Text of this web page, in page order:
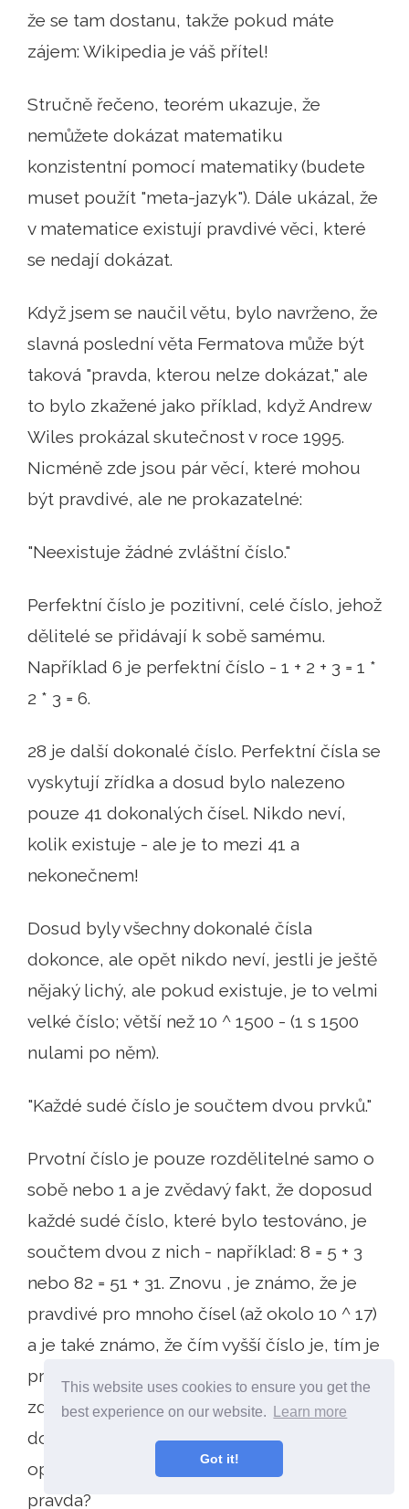
This website uses cookies to ensure you get the
best experience on our website.
Learn more
Got it!
že se tam dostanu, takže pokud máte
zájem: Wikipedia je váš přítel!
Stručně řečeno, teorém ukazuje, že
nemůžete dokázat matematiku
konzistentní pomocí matematiky (budete
muset použít "meta-jazyk"). Dále ukázal, že
v matematice existují pravdivé věci, které
se nedají dokázat.
Když jsem se naučil větu, bylo navrženo, že
slavná poslední věta Fermatova může být
taková "pravda, kterou nelze dokázat," ale
to bylo zkažené jako příklad, když Andrew
Wiles prokázal skutečnost v roce 1995.
Nicméně zde jsou pár věcí, které mohou
být pravdivé, ale ne prokazatelné:
"Neexistuje žádné zvláštní číslo."
Perfektní číslo je pozitivní, celé číslo, jehož
dělitelé se přidávají k sobě samému.
Například 6 je perfektní číslo - 1 + 2 + 3 = 1 *
2 * 3 = 6.
28 je další dokonalé číslo. Perfektní čísla se
vyskytují zřídka a dosud bylo nalezeno
pouze 41 dokonalých čísel. Nikdo neví,
kolik existuje - ale je to mezi 41 a
nekonečnem!
Dosud byly všechny dokonalé čísla
dokonce, ale opět nikdo neví, jestli je ještě
nějaký lichý, ale pokud existuje, je to velmi
velké číslo; větší než 10 ^ 1500 - (1 s 1500
nulami po něm).
"Každé sudé číslo je součtem dvou prvků."
Prvotní číslo je pouze rozdělitelné samo o
sobě nebo 1 a je zvědavý fakt, že doposud
každé sudé číslo, které bylo testováno, je
součtem dvou z nich - například: 8 = 5 + 3
nebo 82 = 51 + 31. Znovu , je známo, že je
pravdivé pro mnoho čísel (až okolo 10 ^ 17)
a je také známo, že čím vyšší číslo je, tím je
pravděpodobnější, že je to prime, takže se
zdá pravděpodobnější, čím vyšší
dostanete, ale kdo má říci, že tam není
opravdu velké číslo párné tam, kde to není
pravda?